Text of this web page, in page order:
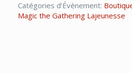
Catégories d’Évènement:
Magic the Gathering Lajeunesse